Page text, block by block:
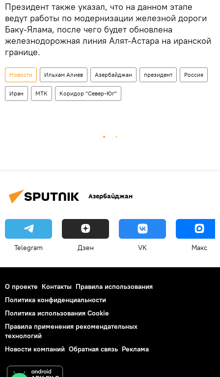
Президент также указал, что на данном этапе
ведут работы по модернизации железной дороги
Баку-Ялама, после чего будет обновлена
железнодорожная линия Алят-Астара на иранской
границе.
Новости Ильхам Алиев Азербайджан президент Россия
Иран МТК Коридор "Север-Юг"
Азербайджан
Telegram Дзен VK Макс
О проекте Контакты Правила использования
Политика конфиденциальности
Политика использования Cookie
Правила применения рекомендательных
технологий
Новости компаний Обратная связь Реклама